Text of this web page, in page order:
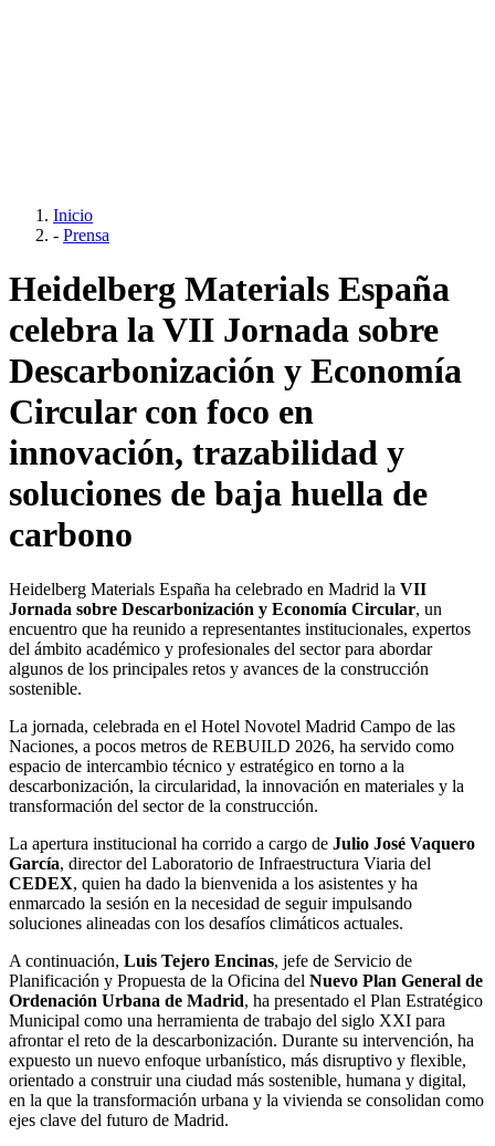
Inicio
- Prensa
Heidelberg Materials España
celebra la VII Jornada sobre
Descarbonización y Economía
Circular con foco en
innovación, trazabilidad y
soluciones de baja huella de
carbono
Heidelberg Materials España ha celebrado en Madrid la VII
Jornada sobre Descarbonización y Economía Circular, un
encuentro que ha reunido a representantes institucionales, expertos
del ámbito académico y profesionales del sector para abordar
algunos de los principales retos y avances de la construcción
sostenible.
La jornada, celebrada en el Hotel Novotel Madrid Campo de las
Naciones, a pocos metros de REBUILD 2026, ha servido como
espacio de intercambio técnico y estratégico en torno a la
descarbonización, la circularidad, la innovación en materiales y la
transformación del sector de la construcción.
La apertura institucional ha corrido a cargo de Julio José Vaquero
García, director del Laboratorio de Infraestructura Viaria del
CEDEX, quien ha dado la bienvenida a los asistentes y ha
enmarcado la sesión en la necesidad de seguir impulsando
soluciones alineadas con los desafíos climáticos actuales.
A continuación, Luis Tejero Encinas, jefe de Servicio de
Planificación y Propuesta de la Oficina del Nuevo Plan General de
Ordenación Urbana de Madrid, ha presentado el Plan Estratégico
Municipal como una herramienta de trabajo del siglo XXI para
afrontar el reto de la descarbonización. Durante su intervención, ha
expuesto un nuevo enfoque urbanístico, más disruptivo y flexible,
orientado a construir una ciudad más sostenible, humana y digital,
en la que la transformación urbana y la vivienda se consolidan como
ejes clave del futuro de Madrid.